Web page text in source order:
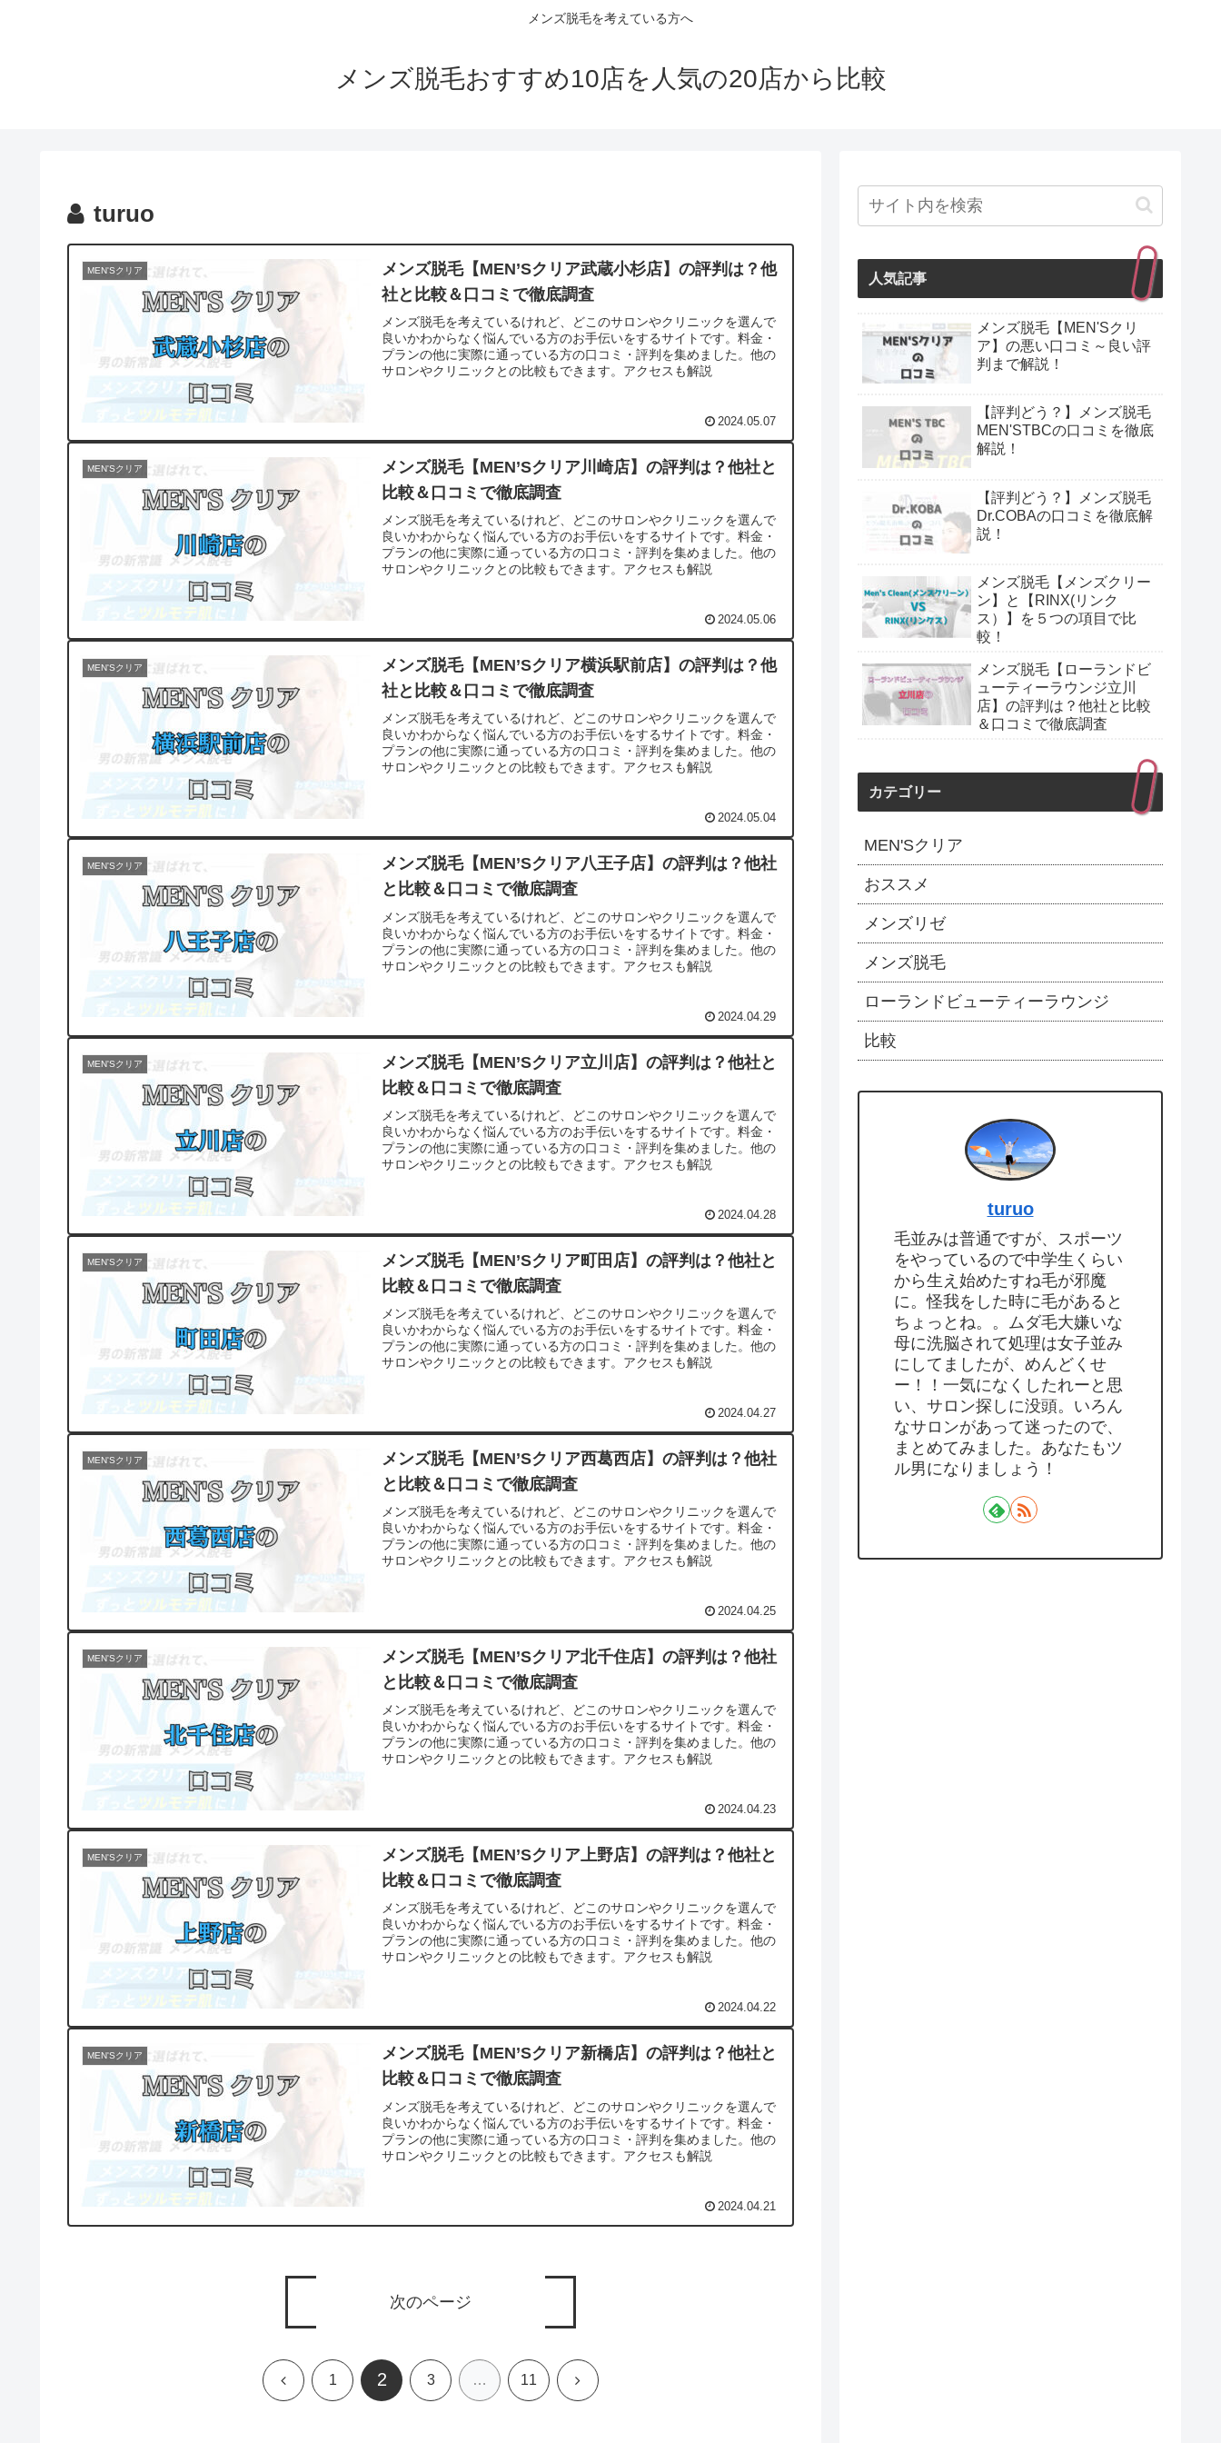
メンズ脱毛を考えている方へ
メンズ脱毛おすすめ10店を人気の20店から比較
turuo
MEN'Sクリア
メンズ脱毛【MEN’Sクリア武蔵小杉店】の評判は？他
社と比較＆口コミで徹底調査
メンズ脱毛を考えているけれど、どこのサロンやクリニックを選んで
良いかわからなく悩んでいる方のお手伝いをするサイトです。料金・
プランの他に実際に通っている方の口コミ・評判を集めました。他の
サロンやクリニックとの比較もできます。アクセスも解説
2024.05.07
MEN'Sクリア
メンズ脱毛【MEN’Sクリア川崎店】の評判は？他社と
比較＆口コミで徹底調査
メンズ脱毛を考えているけれど、どこのサロンやクリニックを選んで
良いかわからなく悩んでいる方のお手伝いをするサイトです。料金・
プランの他に実際に通っている方の口コミ・評判を集めました。他の
サロンやクリニックとの比較もできます。アクセスも解説
2024.05.06
MEN'Sクリア
メンズ脱毛【MEN’Sクリア横浜駅前店】の評判は？他
社と比較＆口コミで徹底調査
メンズ脱毛を考えているけれど、どこのサロンやクリニックを選んで
良いかわからなく悩んでいる方のお手伝いをするサイトです。料金・
プランの他に実際に通っている方の口コミ・評判を集めました。他の
サロンやクリニックとの比較もできます。アクセスも解説
2024.05.04
MEN'Sクリア
メンズ脱毛【MEN’Sクリア八王子店】の評判は？他社
と比較＆口コミで徹底調査
メンズ脱毛を考えているけれど、どこのサロンやクリニックを選んで
良いかわからなく悩んでいる方のお手伝いをするサイトです。料金・
プランの他に実際に通っている方の口コミ・評判を集めました。他の
サロンやクリニックとの比較もできます。アクセスも解説
2024.04.29
MEN'Sクリア
メンズ脱毛【MEN’Sクリア立川店】の評判は？他社と
比較＆口コミで徹底調査
メンズ脱毛を考えているけれど、どこのサロンやクリニックを選んで
良いかわからなく悩んでいる方のお手伝いをするサイトです。料金・
プランの他に実際に通っている方の口コミ・評判を集めました。他の
サロンやクリニックとの比較もできます。アクセスも解説
2024.04.28
MEN'Sクリア
メンズ脱毛【MEN’Sクリア町田店】の評判は？他社と
比較＆口コミで徹底調査
メンズ脱毛を考えているけれど、どこのサロンやクリニックを選んで
良いかわからなく悩んでいる方のお手伝いをするサイトです。料金・
プランの他に実際に通っている方の口コミ・評判を集めました。他の
サロンやクリニックとの比較もできます。アクセスも解説
2024.04.27
MEN'Sクリア
メンズ脱毛【MEN’Sクリア西葛西店】の評判は？他社
と比較＆口コミで徹底調査
メンズ脱毛を考えているけれど、どこのサロンやクリニックを選んで
良いかわからなく悩んでいる方のお手伝いをするサイトです。料金・
プランの他に実際に通っている方の口コミ・評判を集めました。他の
サロンやクリニックとの比較もできます。アクセスも解説
2024.04.25
MEN'Sクリア
メンズ脱毛【MEN’Sクリア北千住店】の評判は？他社
と比較＆口コミで徹底調査
メンズ脱毛を考えているけれど、どこのサロンやクリニックを選んで
良いかわからなく悩んでいる方のお手伝いをするサイトです。料金・
プランの他に実際に通っている方の口コミ・評判を集めました。他の
サロンやクリニックとの比較もできます。アクセスも解説
2024.04.23
MEN'Sクリア
メンズ脱毛【MEN’Sクリア上野店】の評判は？他社と
比較＆口コミで徹底調査
メンズ脱毛を考えているけれど、どこのサロンやクリニックを選んで
良いかわからなく悩んでいる方のお手伝いをするサイトです。料金・
プランの他に実際に通っている方の口コミ・評判を集めました。他の
サロンやクリニックとの比較もできます。アクセスも解説
2024.04.22
MEN'Sクリア
メンズ脱毛【MEN’Sクリア新橋店】の評判は？他社と
比較＆口コミで徹底調査
メンズ脱毛を考えているけれど、どこのサロンやクリニックを選んで
良いかわからなく悩んでいる方のお手伝いをするサイトです。料金・
プランの他に実際に通っている方の口コミ・評判を集めました。他の
サロンやクリニックとの比較もできます。アクセスも解説
2024.04.21
次のページ
前 1 2 3 … 11 次
人気記事
メンズ脱毛【MEN'Sクリ
ア】の悪い口コミ～良い評
判まで解説！
【評判どう？】メンズ脱毛
MEN'STBCの口コミを徹底
解説！
【評判どう？】メンズ脱毛
Dr.COBAの口コミを徹底解
説！
メンズ脱毛【メンズクリー
ン】と【RINX(リンク
ス）】を５つの項目で比
較！
メンズ脱毛【ローランドビ
ューティーラウンジ立川
店】の評判は？他社と比較
＆口コミで徹底調査
カテゴリー
MEN'Sクリア
おススメ
メンズリゼ
メンズ脱毛
ローランドビューティーラウンジ
比較
turuo
毛並みは普通ですが、スポーツ
をやっているので中学生くらい
から生え始めたすね毛が邪魔
に。怪我をした時に毛があると
ちょっとね。。ムダ毛大嫌いな
母に洗脳されて処理は女子並み
にしてましたが、めんどくせ
ー！！一気になくしたれーと思
い、サロン探しに没頭。いろん
なサロンがあって迷ったので、
まとめてみました。あなたもツ
ル男になりましょう！